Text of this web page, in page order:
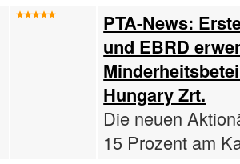
PTA-News:
und EBRD
Hungary Zrt.
Die neuen
15 Prozent am